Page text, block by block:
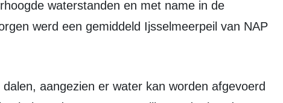
waterstanden en met name in de
werd een gemiddeld Ijsselmeerpeil van NAP